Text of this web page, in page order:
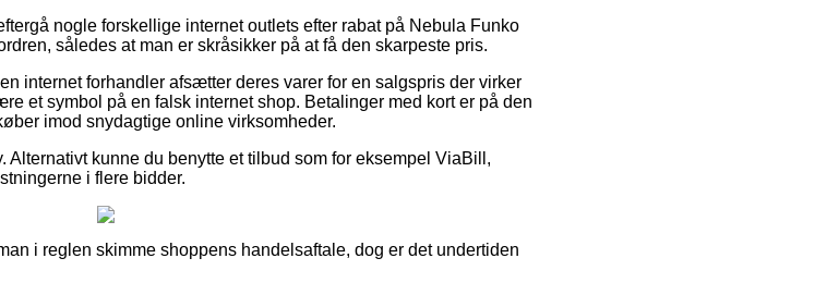
nogle forskellige internet outlets efter rabat på Nebula Funko
således at man er skråsikker på at få den skarpeste pris.
internet forhandler afsætter deres varer for en salgspris der virker
et symbol på en falsk internet shop. Betalinger med kort er på den
imod snydagtige online virksomheder.
kunne du benytte et tilbud som for eksempel ViaBill,
i flere bidder.
i reglen skimme shoppens handelsaftale, dog er det undertiden